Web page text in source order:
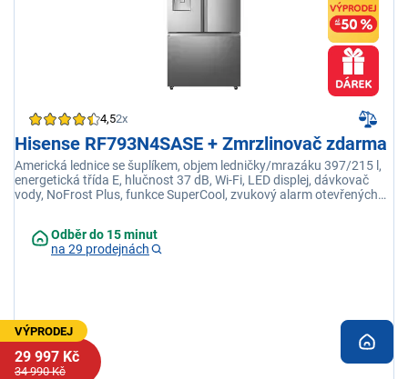
4,52x
Hisense RF793N4SASE + Zmrzlinovač zdarma
Americká lednice se šuplíkem, objem ledničky/mrazáku 397/215 l,
energetická třída E, hlučnost 37 dB, Wi-Fi, LED displej, dávkovač
vody, NoFrost Plus, funkce SuperCool, zvukový alarm otevřených
Odběr do 15 minut
na 29 prodejnách
VÝPRODEJ
29 997 Kč
34 990 Kč